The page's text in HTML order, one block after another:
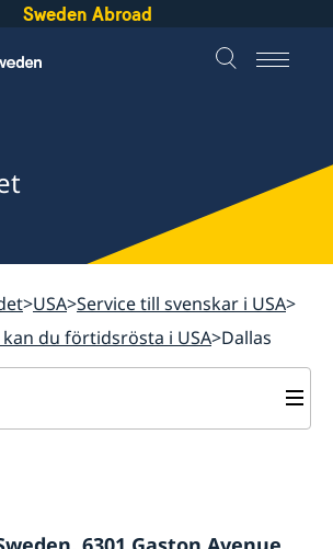
Sweden Abroad
USA Service till svenskar i USA
kan du förtidsrösta i USA Dallas
i USA